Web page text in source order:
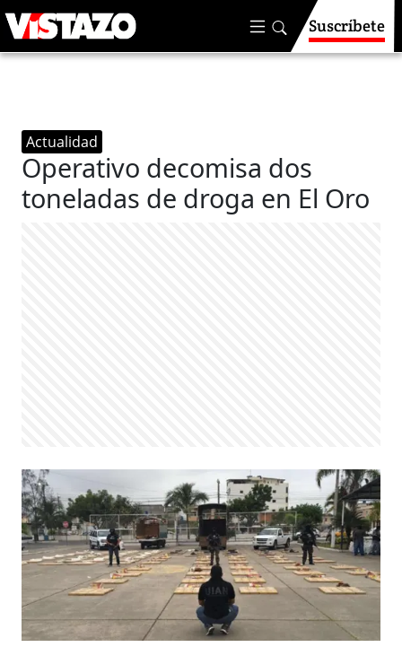
Suscríbete
Actualidad
Operativo decomisa dos
toneladas de droga en El Oro